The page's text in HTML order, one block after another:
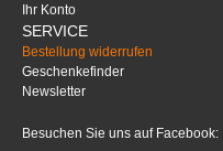
Ihr Konto
SERVICE
Bestellung widerrufen
Geschenkefinder
Newsletter
Besuchen Sie uns auf Facebook: